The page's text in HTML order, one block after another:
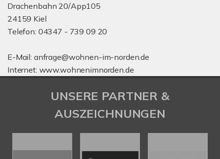
Drachenbahn 20/App105
24159 Kiel
Telefon: 04347 - 739 09 20
E-Mail: anfrage@wohnen-im-norden.de
Internet: www.wohnenimnorden.de
UNSERE PARTNER &
AUSZEICHNUNGEN